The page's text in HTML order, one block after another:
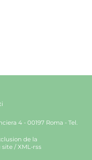
4 - 00197 Roma - Tel.
de la
site / XML-rss